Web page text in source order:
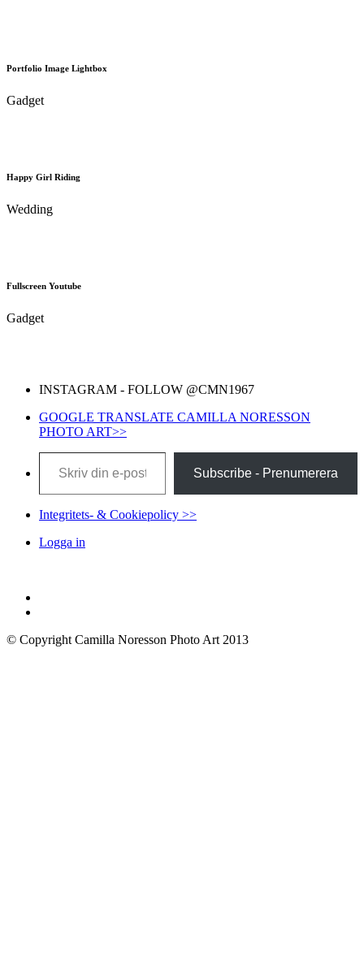
Portfolio Image Lightbox
Gadget
Happy Girl Riding
Wedding
Fullscreen Youtube
Gadget
INSTAGRAM - FOLLOW @CMN1967
GOOGLE TRANSLATE CAMILLA NORESSON
PHOTO ART>>
Skriv din e-post …
Subscribe - Prenumerera
Integritets- & Cookiepolicy >>
Logga in
© Copyright Camilla Noresson Photo Art 2013